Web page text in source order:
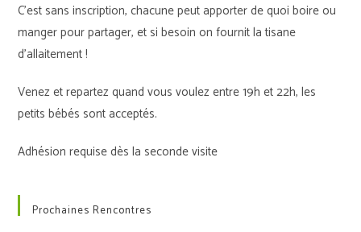
C’est sans inscription, chacune peut apporter de quoi boire ou
manger pour partager, et si besoin on fournit la tisane
d’allaitement !
Venez et repartez quand vous voulez entre 19h et 22h, les
petits bébés sont acceptés.
Adhésion requise dès la seconde visite
Prochaines Rencontres